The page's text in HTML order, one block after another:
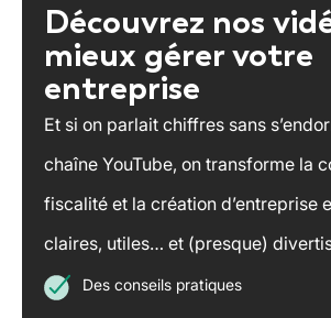
Découvrez nos
mieux gérer votre
entreprise
Et si on parlait chiffres sans
chaîne YouTube, on transforme la
fiscalité et la création d’entreprise
claires, utiles… et (presque)
Des conseils pratiques